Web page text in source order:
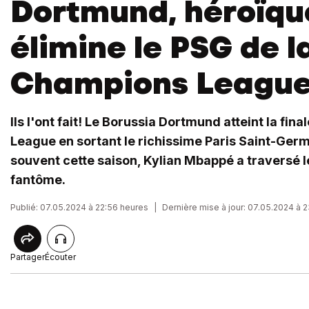
Dortmund,
élimine le PSG de
Champions
Ils l'ont fait! Le Borussia Dortmund atteint la
League en sortant le richissime Paris Saint-
souvent cette saison, Kylian Mbappé a traversé
fantôme.
Publié: 07.05.2024 à 22:56 heures Dernière mise à jour: 07.05.2024 à
PartagerÉcouter